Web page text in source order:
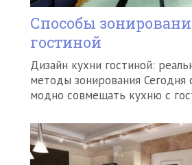
Способы
гостиной
Дизайн кухни гостиной:
методы зонирования Сегодня
модно совмещать кухню с